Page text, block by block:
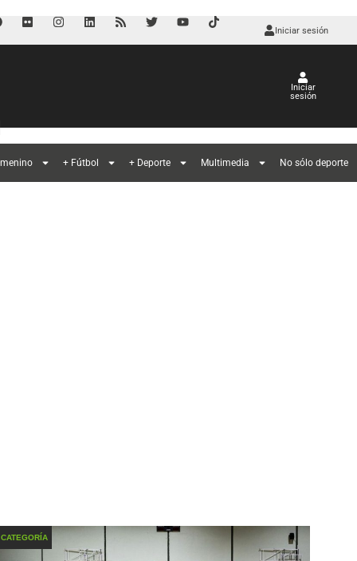
Iniciar sesión
Iniciar
sesión
+ Fútbol + Deporte Multimedia No sólo deporte